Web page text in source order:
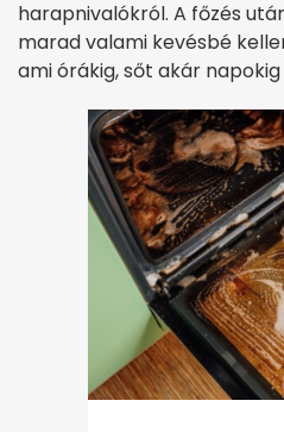
harapnivalókról. A főzés
marad valami kevésbé
ami órákig, sőt akár